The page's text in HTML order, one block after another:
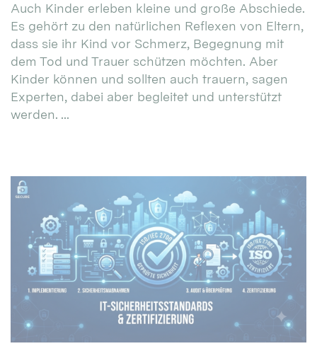
Auch Kinder erleben kleine und große Abschiede.
Es gehört zu den natürlichen Reflexen von Eltern,
dass sie ihr Kind vor Schmerz, Begegnung mit
dem Tod und Trauer schützen möchten. Aber
Kinder können und sollten auch trauern, sagen
Experten, dabei aber begleitet und unterstützt
werden. ...